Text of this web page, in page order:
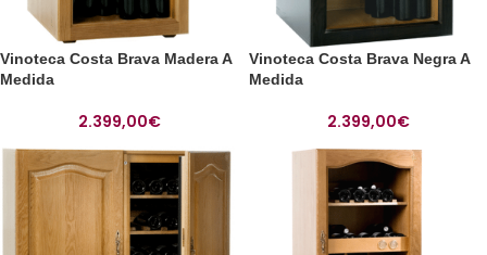
Vinoteca Costa Brava Madera A
Medida
2.399,00€
Vinoteca Costa Brava Negra A
Medida
2.399,00€